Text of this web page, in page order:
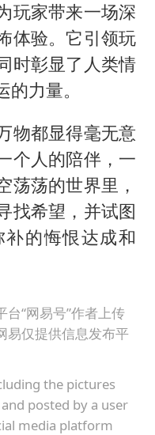
玩家带来一场深
体验。它引领玩
时彰显了人类情
力量。
物都显得毫无意
个人的陪伴，一
荡荡的世界里，
找希望，并试图
的悔恨达成和
“网易号”作者上传
易仅提供信息发布平
the pictures
posted by a user
media platform